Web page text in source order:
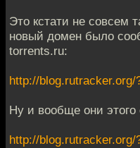
Это кстати не совсем
новый домен было
torrents.ru:
http://blog.rutracker.org/
Ну и вообще они этого
http://blog.rutracker.org/